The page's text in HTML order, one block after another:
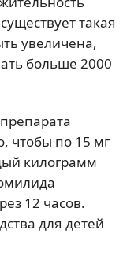
такая
увеличена,
больше 2000
чтобы по 15 мг
килограмм
12 часов.
для детей